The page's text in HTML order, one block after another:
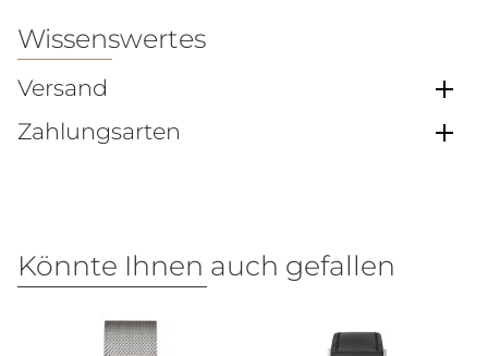
Wissenswertes
Versand
Zahlungsarten
Könnte Ihnen auch gefallen